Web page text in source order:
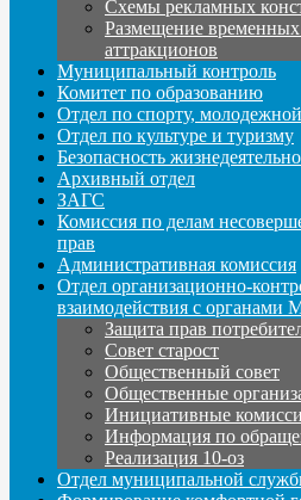
Схемы рекламных
Размещение
аттракционов
Муниципальный контроль
Комитет по образованию
Отдел по спорту,
Отдел по культуре и туризму
Безопасность
Архивный отдел
ЗАГС
Комиссия по делам
прав
Административная комиссия
Отдел организационно-
взаимодействия с органами
Защита прав
Совет старост
Общественный совет
Общественные
Инициативные
Информация по
Реализация 10-оз
Отдел муниципальной